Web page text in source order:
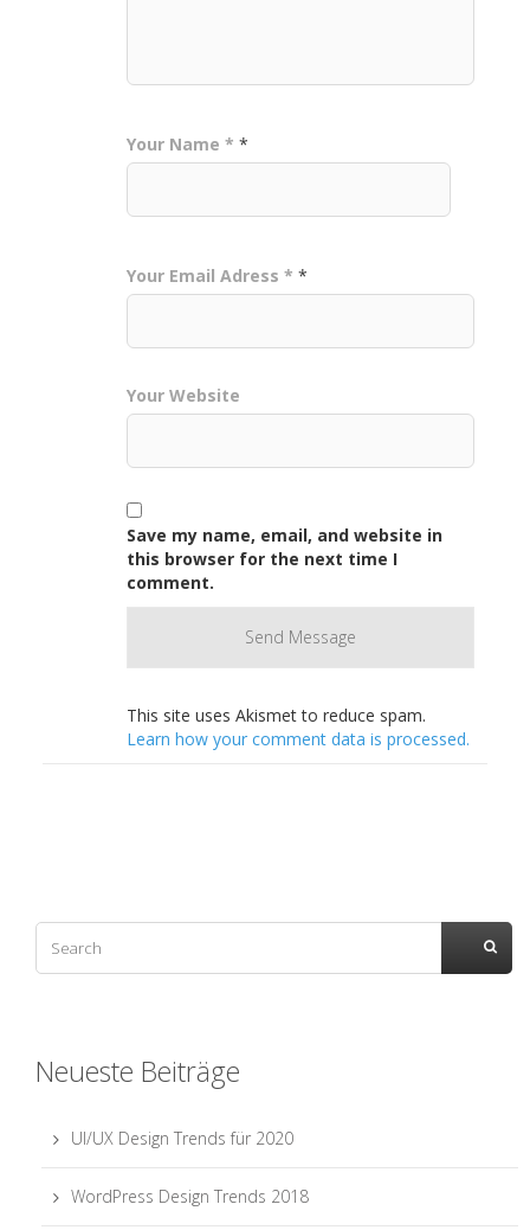
Your Name * *
Your Email Adress * *
Your Website
Save my name, email, and website in
this browser for the next time I
comment.
This site uses Akismet to reduce spam.
Learn how your comment data is processed.
Neueste Beiträge
UI/UX Design Trends für 2020
WordPress Design Trends 2018